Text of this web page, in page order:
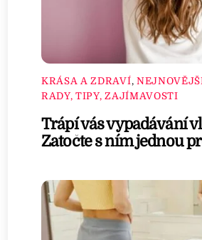
KRÁSA A ZDRAVÍ,
RADY, TIPY, ZAJÍMAVOSTI
Trápí vás vypadávání
Zatočte s ním jednou